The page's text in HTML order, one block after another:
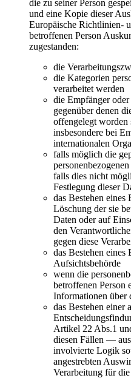
die zu seiner Person
und eine Kopie dieser
Europäische Richtlinien-
betroffenen Person
zugestanden:
die
die Kategorien
verarbeitet werden
die Empfänger
gegenüber denen
offengelegt worden
insbesondere bei
internationalen
falls möglich die
falls dies nicht
Festlegung dieser
das Bestehen
Löschung der sie
Daten oder auf
den
gegen diese
das Bestehen eines
Aufsichtsbehörde
wenn die
betroffenen Person
Informationen über
das Bestehen einer
Artikel 22 Abs.1
diesen Fällen —
involvierte Logik
angestrebten
Verarbeitung für